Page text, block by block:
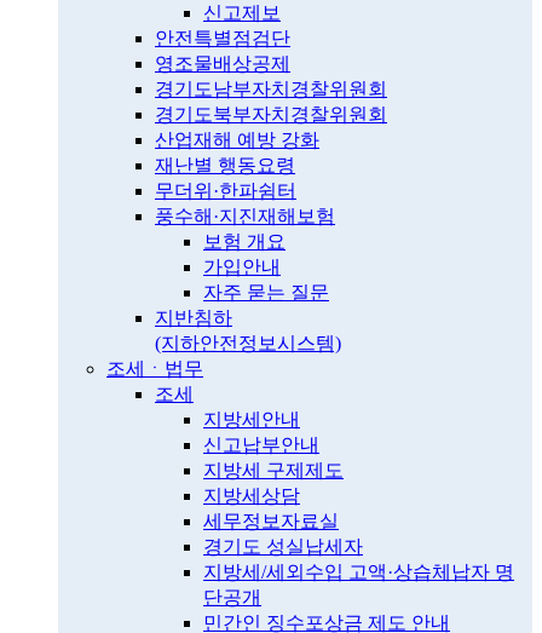
신고제보
안전특별점검단
영조물배상공제
경기도남부자치경찰위원회
경기도북부자치경찰위원회
산업재해 예방 강화
재난별 행동요령
무더위·한파쉼터
풍수해·지진재해보험
보험 개요
가입안내
자주 묻는 질문
지반침하
(지하안전정보시스템)
조세ㆍ법무
조세
지방세안내
신고납부안내
지방세 구제제도
지방세상담
세무정보자료실
경기도 성실납세자
지방세/세외수입 고액·상습체납자 명
단공개
민간인 징수포상금 제도 안내